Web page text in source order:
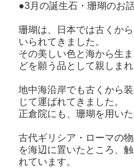
●3月の誕生石・珊瑚のお
珊瑚は、日本では古くか
いられてきました。
その美しい色と海から生
どを願う品として親しま
地中海沿岸でも古くから
じて運ばれてきました。
正倉院にも、珊瑚を用い
古代ギリシア・ローマの
を海辺に置いたところ、
れています。